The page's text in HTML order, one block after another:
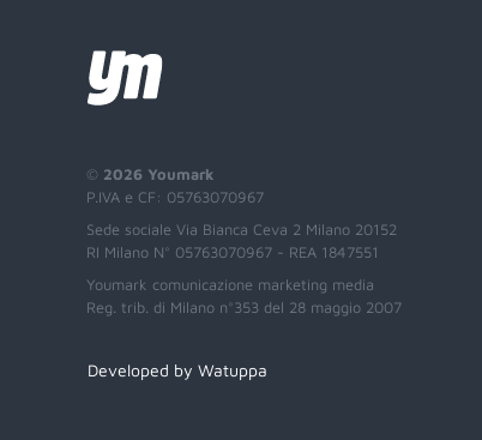
© 2026 Youmark
P.IVA e CF: 05763070967
Sede sociale Via Bianca Ceva 2 Milano 20152
RI Milano N° 05763070967 - REA 1847551
Youmark comunicazione marketing media
Reg. trib. di Milano n°353 del 28 maggio 2007
Developed by Watuppa